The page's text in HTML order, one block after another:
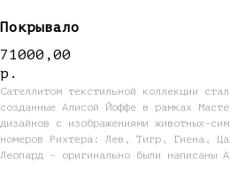
Покрывало
71000,00
р.
Сателлитом текстильной коллекции
созданные Алисой Йоффе в рамках
дизайнов с изображениями животных-
номеров Рихтера: Лев, Тигр, Гиена,
Леопард - оригинально были написаны